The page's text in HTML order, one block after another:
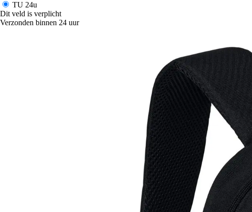
TU 24u
Dit veld is verplicht
Verzonden binnen 24 uur